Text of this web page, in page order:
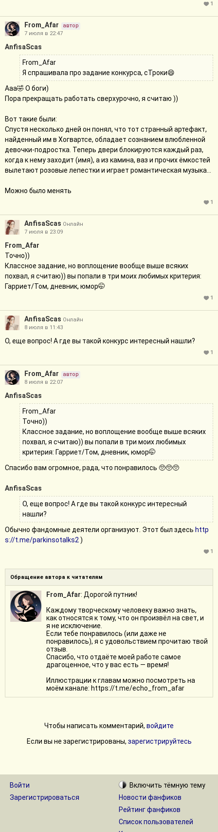
1
From_Afar
автор
7 июля в 22:47
AnfisaScas
From_Afar
Я спрашивала про задание конкурса, сТроки😄
Ааа🤣 О боги)
Пора прекращать работать сверхурочно, я считаю ))
Вот такие были:
Спустя несколько дней он понял, что тот странный артефакт,
найденный им в Хогвартсе, обладает сознанием влюбленной
девочки-подростка. Теперь двери блокируются каждый раз,
когда к нему заходит (имя), а из камина, ваз и прочих ёмкостей
вылетают розовые лепестки и играет романтическая музыка...
Можно было менять
1
AnfisaScas Онлайн
7 июля в 23:09
From_Afar
Точно))
Классное задание, но воплощение вообще выше всяких
похвал, я считаю)) вы попали в три моих любимых критерия:
Гарриет/Том, дневник, юмор🤭
1
AnfisaScas Онлайн
8 июля в 11:43
О, еще вопрос! А где вы такой конкурс интересный нашли?
1
From_Afar
автор
8 июля в 22:07
AnfisaScas
From_Afar
Точно))
Классное задание, но воплощение вообще выше всяких
похвал, я считаю)) вы попали в три моих любимых
критерия: Гарриет/Том, дневник, юмор🤭
Спасибо вам огромное, рада, что понравилось 🥺🥺🥺
AnfisaScas
О, еще вопрос! А где вы такой конкурс интересный
нашли?
Обычно фандомные деятели организуют. Этот был здесь http
s://t.me/parkinsotalks2 )
1
Обращение автора к читателям
From_Afar: Дорогой путник!
Каждому творческому человеку важно знать,
как относятся к тому, что он произвёл на свет, и
я не исключение.
Если тебе понравилось (или даже не
понравилось), я с удовольствием прочитаю твой
отзыв.
Спасибо, что отдаёте моей работе самое
драгоценное, что у вас есть — время!
Иллюстрации к главам можно посмотреть на
моём канале: https://t.me/echo_from_afar
Чтобы написать комментарий, войдите
Если вы не зарегистрированы, зарегистрируйтесь
Войти
Зарегистрироваться
Включить тёмную тему
Новости фанфиков
Рейтинг фанфиков
Список пользователей